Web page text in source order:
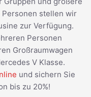
Personen stellen wir
zur Verfügung.
Personen
Großraumwagen
V Klasse.
und sichern Sie
bis zu 20%!